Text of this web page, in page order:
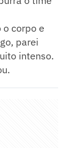
corpo e
parei
intenso.